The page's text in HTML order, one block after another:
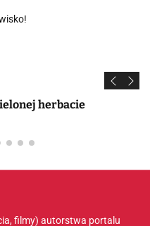
herbacie
filmy) autorstwa portalu